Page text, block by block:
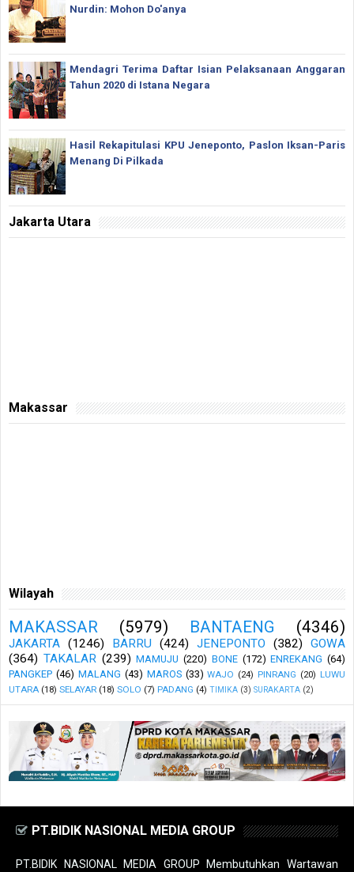
Nurdin: Mohon Do'anya
Mendagri Terima Daftar Isian Pelaksanaan Anggaran
Tahun 2020 di Istana Negara
Hasil Rekapitulasi KPU Jeneponto, Paslon Iksan-Paris
Menang Di Pilkada
Jakarta Utara
Makassar
Wilayah
MAKASSAR (5979) BANTAENG (4346)
JAKARTA (1246) BARRU (424) JENEPONTO (382)
GOWA
(364) TAKALAR (239) MAMUJU (220) BONE (172) ENREKANG (64)
PANGKEP (46) MALANG (43) MAROS (33) WAJO (24) PINRANG (20) LUWU
UTARA (18) SELAYAR (18) SOLO (7) PADANG (4) TIMIKA (3) SURAKARTA (2)
PT.BIDIK NASIONAL MEDIA GROUP
PT.BIDIK NASIONAL MEDIA GROUP Membutuhkan Wartawan